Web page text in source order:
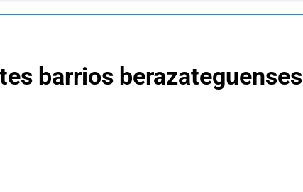
barrios berazateguenses